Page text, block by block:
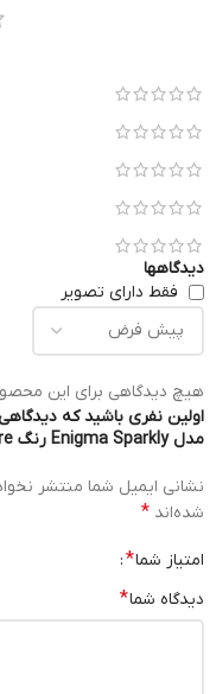
دیدگاهها
فقط دارای تصویر
هیچ دیدگاهی برای این
اولین نفری باشید که
مدل Enigma Sparkly رنگ Treasure”
نشانی ایمیل شما منتشر
شده‌اند *
امتیاز شما*
دیدگاه شما*